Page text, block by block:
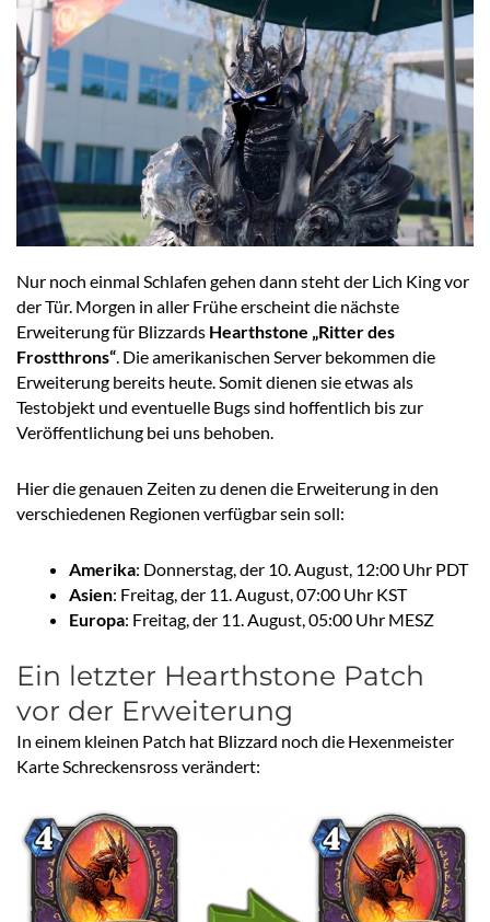
Nur noch einmal Schlafen gehen dann steht der Lich King vor
der Tür. Morgen in aller Frühe erscheint die nächste
Erweiterung für Blizzards Hearthstone „Ritter des
Frostthrons“. Die amerikanischen Server bekommen die
Erweiterung bereits heute. Somit dienen sie etwas als
Testobjekt und eventuelle Bugs sind hoffentlich bis zur
Veröffentlichung bei uns behoben.
Hier die genauen Zeiten zu denen die Erweiterung in den
verschiedenen Regionen verfügbar sein soll:
Amerika: Donnerstag, der 10. August, 12:00 Uhr PDT
Asien: Freitag, der 11. August, 07:00 Uhr KST
Europa: Freitag, der 11. August, 05:00 Uhr MESZ
Ein letzter Hearthstone Patch
vor der Erweiterung
In einem kleinen Patch hat Blizzard noch die Hexenmeister
Karte Schreckensross verändert: